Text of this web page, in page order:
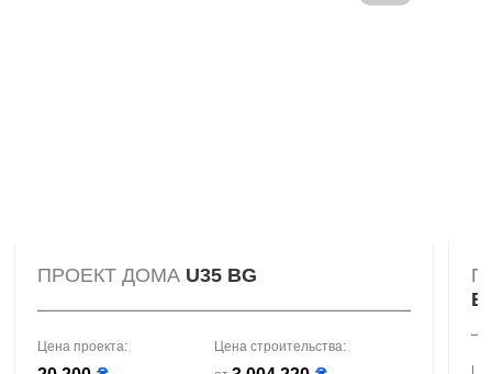
ПРОЕКТ ДОМА U35 BG
Цена проекта:
Цена строительства: